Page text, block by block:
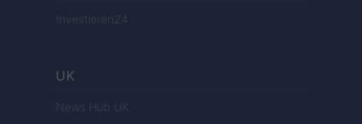
Investieren24
UK
News Hub UK